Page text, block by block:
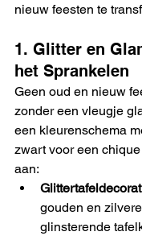
nieuw feesten te
1. Glitter en
het Sprankelen
Geen oud en nieuw
zonder een vleugje
een kleurenschema
zwart voor een
aan:
gouden en
glinsterende